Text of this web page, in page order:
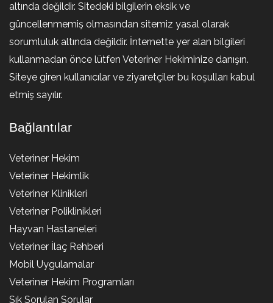
altında değildir. Sitedeki bilgilerin eksik ve
güncellenmemiş olmasından sitemiz yasal olarak
sorumluluk altında değildir. İnternette yer alan bilgileri
kullanmadan önce lütfen Veteriner Hekiminize danışın.
Siteye giren kullanıcılar ve ziyaretçiler bu koşulları kabul
etmiş sayılır.
Bağlantılar
Veteriner Hekim
Veteriner Hekimlik
Veteriner Klinikleri
Veteriner Poliklinikleri
Hayvan Hastaneleri
Veteriner İlaç Rehberi
Mobil Uygulamalar
Veteriner Hekim Programları
Sık Sorulan Sorular